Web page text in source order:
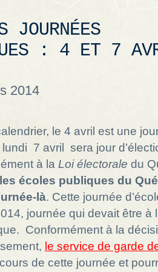
JOURNÉES
: 4 ET 7
2014
le 4 avril est une
7 avril sera jour
à la Loi électorale du
écoles publiques du
là. Cette journée
journée qui devait être à
Conformément à la
le service de garde
de cette journée et